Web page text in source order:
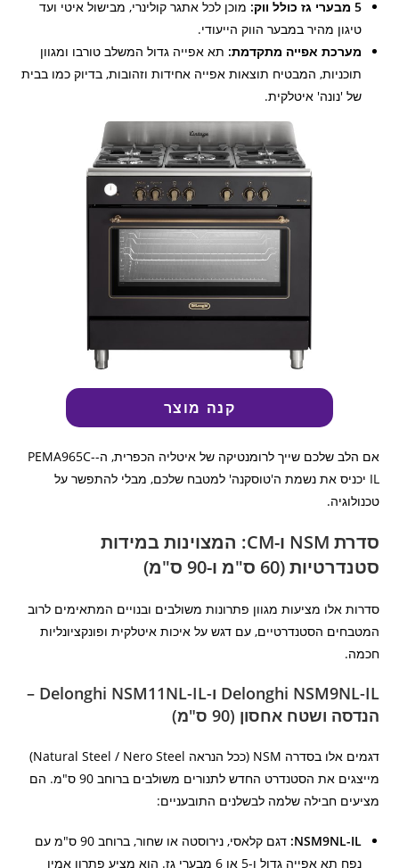
5 מבערי גז כולל ווק:
מוכן לכל אתגר קולינרי, מבישול איטי ועד
טיגון מהיר במבער הווק הייעודי.
מערכת אפייה מתקדמת: תא אפייה גדול המשלב טורבו ומגוון
תוכניות, המבטיח תוצאות אפייה אחידות וזהובות, בדיוק כמו בבית
של 'נונה' איטלקית.
קנה מוצר
אם הלב שלכם שייך לרומנטיקה של איטליה הכפרית, ה-PEMA965C-
IL יכניס את נשמת ה'טוסקנה' למטבח שלכם, מבלי להתפשר על
טכנולוגיה.
סדרת NSM ו-CM: המצוינות במידות
סטנדרטיות (60 ס"מ ו-90 ס"מ)
סדרות אלו מציעות מגוון פתרונות משולבים ובנויים המתאימים לרוב
המטבחים הסטנדרטיים, עם דגש על איכות איטלקית ופונקציונליות
חכמה.
Delonghi NSM9NL-IL ו-Delonghi NSM11NL-IL –
הנדסה ושטח אחסון (90 ס"מ)
דגמים אלו בסדרה NSM (ככל הנראה Natural Steel / Nero Steel)
מייצגים את הסטנדרט החדש לתנורים משולבים ברוחב 90 ס"מ. הם
מציעים חבילה שלמה לבשלנים התובעניים:
NSM9NL-IL:
דגם קלאסי, נירוסטה או שחור, ברוחב 90 ס"מ עם
נפח תא אפייה גדול ו-5 או 6 מבערי גז. הוא מציע פתרון אמין